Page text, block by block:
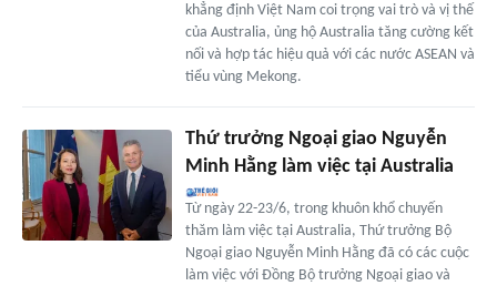
khẳng định Việt Nam coi trọng vai trò và vị thế
của Australia, ủng hộ Australia tăng cường kết
nối và hợp tác hiệu quả với các nước ASEAN và
tiểu vùng Mekong.
Thứ trưởng Ngoại giao Nguyễn
Minh Hằng làm việc tại Australia
Từ ngày 22-23/6, trong khuôn khổ chuyến
thăm làm việc tại Australia, Thứ trưởng Bộ
Ngoại giao Nguyễn Minh Hằng đã có các cuộc
làm việc với Đồng Bộ trưởng Ngoại giao và